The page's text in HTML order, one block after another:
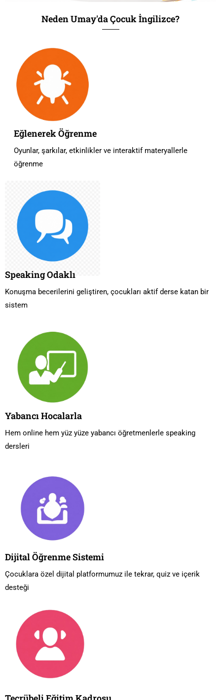
Neden Umay'da Çocuk İngilizce?
Eğlenerek Öğrenme
Oyunlar, şarkılar, etkinlikler ve interaktif materyallerle
öğrenme
Speaking Odaklı
Konuşma becerilerini geliştiren, çocukları aktif derse katan bir
sistem
Yabancı Hocalarla
Hem online hem yüz yüze yabancı öğretmenlerle speaking
dersleri
Dijital Öğrenme Sistemi
Çocuklara özel dijital platformumuz ile tekrar, quiz ve içerik
desteği